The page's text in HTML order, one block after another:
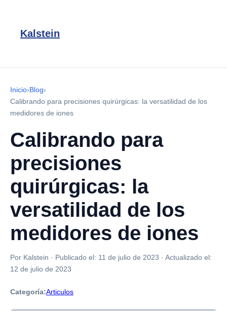
Kalstein
Inicio›Blog›
Calibrando para precisiones quirúrgicas: la versatilidad de los
medidores de iones
Calibrando para
precisiones
quirúrgicas: la
versatilidad de los
medidores de iones
Por Kalstein · Publicado el: 11 de julio de 2023 · Actualizado el:
12 de julio de 2023
Categoría:Articulos